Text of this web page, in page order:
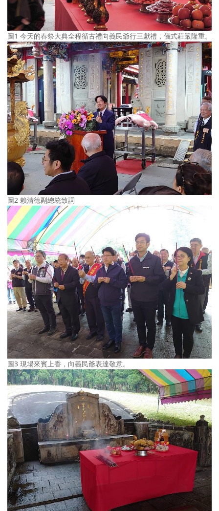
圖1 今天的春祭大典全程循古禮向義民爺行三獻禮，儀式莊嚴隆重。
圖2 賴清德副總統致詞
圖3 現場來賓上香，向義民爺表達敬意。